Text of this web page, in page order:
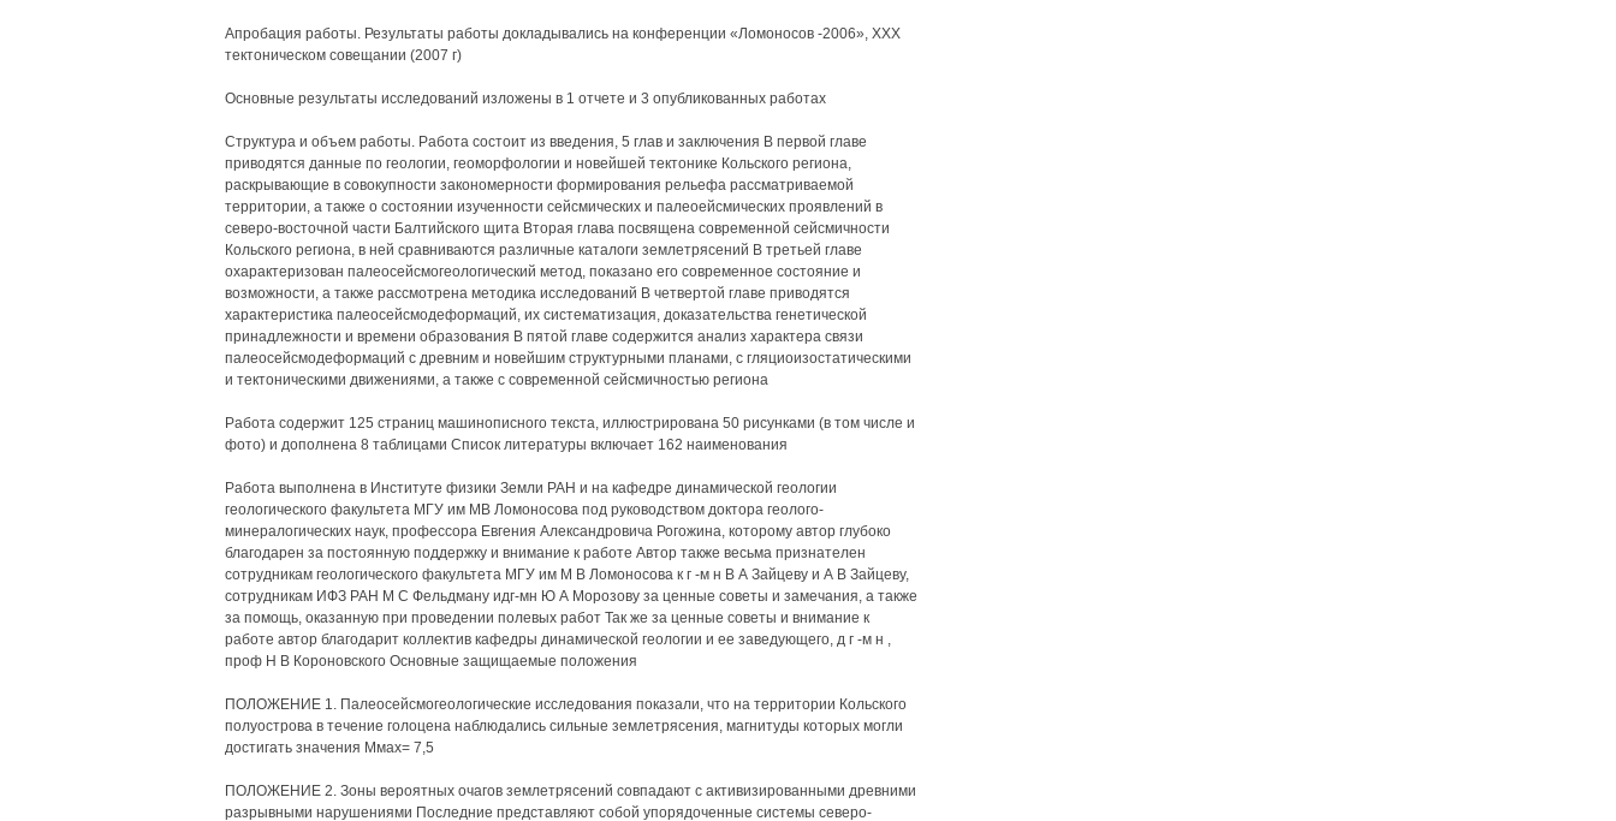
Апробация работы. Результаты работы докладывались на конференции «Ломоносов -2006», XXX
тектоническом совещании (2007 г)
Основные результаты исследований изложены в 1 отчете и 3 опубликованных работах
Структура и объем работы. Работа состоит из введения, 5 глав и заключения В первой главе
приводятся данные по геологии, геоморфологии и новейшей тектонике Кольского региона,
раскрывающие в совокупности закономерности формирования рельефа рассматриваемой
территории, а также о состоянии изученности сейсмических и палеоейсмических проявлений в
северо-восточной части Балтийского щита Вторая глава посвящена современной сейсмичности
Кольского региона, в ней сравниваются различные каталоги землетрясений В третьей главе
охарактеризован палеосейсмогеологический метод, показано его современное состояние и
возможности, а также рассмотрена методика исследований В четвертой главе приводятся
характеристика палеосейсмодеформаций, их систематизация, доказательства генетической
принадлежности и времени образования В пятой главе содержится анализ характера связи
палеосейсмодеформаций с древним и новейшим структурными планами, с гляциоизостатическими
и тектоническими движениями, а также с современной сейсмичностью региона
Работа содержит 125 страниц машинописного текста, иллюстрирована 50 рисунками (в том числе и
фото) и дополнена 8 таблицами Список литературы включает 162 наименования
Работа выполнена в Институте физики Земли РАН и на кафедре динамической геологии
геологического факультета МГУ им МВ Ломоносова под руководством доктора геолого-
минералогических наук, профессора Евгения Александровича Рогожина, которому автор глубоко
благодарен за постоянную поддержку и внимание к работе Автор также весьма признателен
сотрудникам геологического факультета МГУ им М В Ломоносова к г -м н В А Зайцеву и А В Зайцеву,
сотрудникам ИФЗ РАН М С Фельдману идг-мн Ю А Морозову за ценные советы и замечания, а также
за помощь, оказанную при проведении полевых работ Так же за ценные советы и внимание к
работе автор благодарит коллектив кафедры динамической геологии и ее заведующего, д г -м н ,
проф Н В Короновского Основные защищаемые положения
ПОЛОЖЕНИЕ 1. Палеосейсмогеологические исследования показали, что на территории Кольского
полуострова в течение голоцена наблюдались сильные землетрясения, магнитуды которых могли
достигать значения Ммах= 7,5
ПОЛОЖЕНИЕ 2. Зоны вероятных очагов землетрясений совпадают с активизированными древними
разрывными нарушениями Последние представляют собой упорядоченные системы северо-